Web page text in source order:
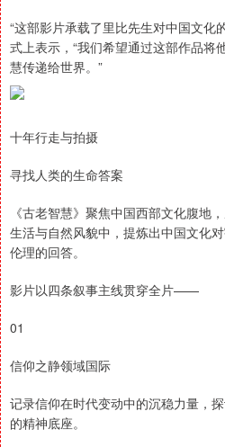
“这部影片承载了里比先生对中国文化
式上表示，“我们希望通过这部作品将
慧传递给世界。”
十年行走与拍摄
寻找人类的生命答案
《古老智慧》聚焦中国西部文化腹地
生活与自然风貌中，提炼出中国文化
伦理的回答。
影片以四条叙事主线贯穿全片——
01
信仰之静领域国际
记录信仰在时代变动中的沉稳力量，
的精神底座。